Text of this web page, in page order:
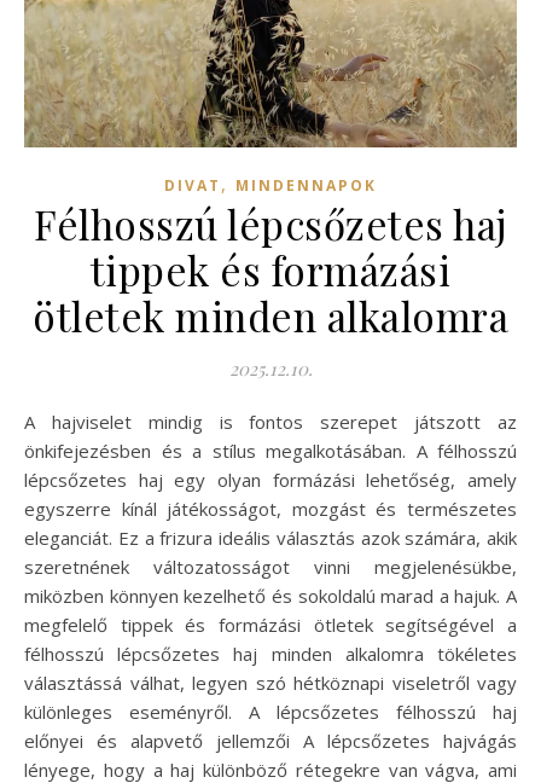
DIVAT , MINDENNAPOK
Félhosszú lépcsőzetes haj
tippek és formázási
ötletek minden alkalomra
2025.12.10.
A hajviselet mindig is fontos szerepet játszott az
önkifejezésben és a stílus megalkotásában. A félhosszú
lépcsőzetes haj egy olyan formázási lehetőség, amely
egyszerre kínál játékosságot, mozgást és természetes
eleganciát. Ez a frizura ideális választás azok számára, akik
szeretnének változatosságot vinni megjelenésükbe,
miközben könnyen kezelhető és sokoldalú marad a hajuk. A
megfelelő tippek és formázási ötletek segítségével a
félhosszú lépcsőzetes haj minden alkalomra tökéletes
választássá válhat, legyen szó hétköznapi viseletről vagy
különleges eseményről. A lépcsőzetes félhosszú haj
előnyei és alapvető jellemzői A lépcsőzetes hajvágás
lényege, hogy a haj különböző rétegekre van vágva, ami